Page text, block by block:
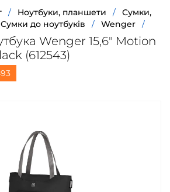
/ Ноутбуки, планшети /
Сумки,
Сумки до ноутбуків / Wenger /
Wenger 15,6" Motion
(612543)